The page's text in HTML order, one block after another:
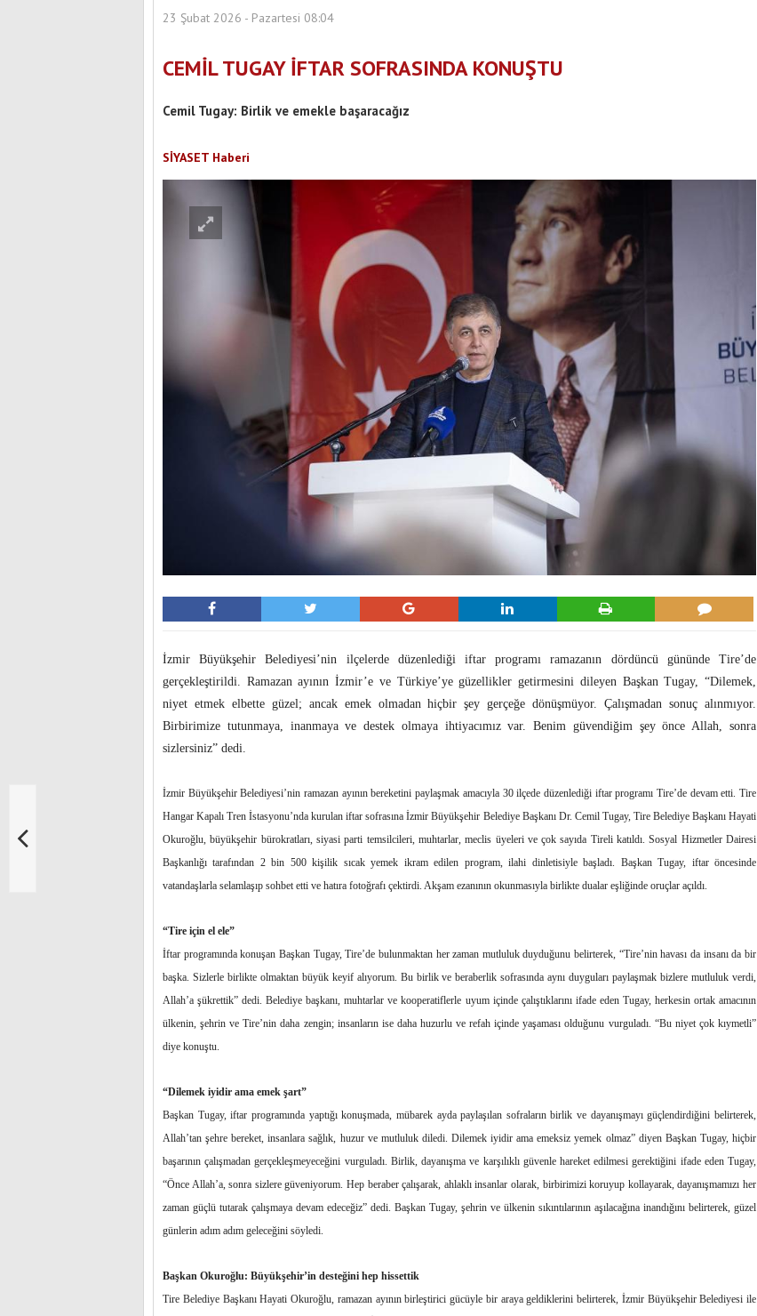
23 Şubat 2026 - Pazartesi 08:04
CEMİL TUGAY İFTAR SOFRASINDA KONUŞTU
Cemil Tugay: Birlik ve emekle başaracağız
SİYASET Haberi
İzmir Büyükşehir Belediyesi’nin ilçelerde düzenlediği iftar programı ramazanın dördüncü gününde Tire’de
gerçekleştirildi. Ramazan ayının İzmir’e ve Türkiye’ye güzellikler getirmesini dileyen Başkan Tugay, “Dilemek,
niyet etmek elbette güzel; ancak emek olmadan hiçbir şey gerçeğe dönüşmüyor. Çalışmadan sonuç alınmıyor.
Birbirimize tutunmaya, inanmaya ve destek olmaya ihtiyacımız var. Benim güvendiğim şey önce Allah, sonra
sizlersiniz” dedi.
İzmir Büyükşehir Belediyesi’nin ramazan ayının bereketini paylaşmak amacıyla 30 ilçede düzenlediği iftar programı Tire’de devam etti. Tire
Hangar Kapalı Tren İstasyonu’nda kurulan iftar sofrasına İzmir Büyükşehir Belediye Başkanı Dr. Cemil Tugay, Tire Belediye Başkanı Hayati
Okuroğlu, büyükşehir bürokratları, siyasi parti temsilcileri, muhtarlar, meclis üyeleri ve çok sayıda Tireli katıldı. Sosyal Hizmetler Dairesi
Başkanlığı tarafından 2 bin 500 kişilik sıcak yemek ikram edilen program, ilahi dinletisiyle başladı. Başkan Tugay, iftar öncesinde
vatandaşlarla selamlaşıp sohbet etti ve hatıra fotoğrafı çektirdi. Akşam ezanının okunmasıyla birlikte dualar eşliğinde oruçlar açıldı.
“Tire için el ele”
İftar programında konuşan Başkan Tugay, Tire’de bulunmaktan her zaman mutluluk duyduğunu belirterek, “Tire’nin havası da insanı da bir
başka. Sizlerle birlikte olmaktan büyük keyif alıyorum. Bu birlik ve beraberlik sofrasında aynı duyguları paylaşmak bizlere mutluluk verdi,
Allah’a şükrettik” dedi. Belediye başkanı, muhtarlar ve kooperatiflerle uyum içinde çalıştıklarını ifade eden Tugay, herkesin ortak amacının
ülkenin, şehrin ve Tire’nin daha zengin; insanların ise daha huzurlu ve refah içinde yaşaması olduğunu vurguladı. “Bu niyet çok kıymetli”
diye konuştu.
“Dilemek iyidir ama emek şart”
Başkan Tugay, iftar programında yaptığı konuşmada, mübarek ayda paylaşılan sofraların birlik ve dayanışmayı güçlendirdiğini belirterek,
Allah’tan şehre bereket, insanlara sağlık, huzur ve mutluluk diledi. Dilemek iyidir ama emeksiz yemek olmaz” diyen Başkan Tugay, hiçbir
başarının çalışmadan gerçekleşmeyeceğini vurguladı. Birlik, dayanışma ve karşılıklı güvenle hareket edilmesi gerektiğini ifade eden Tugay,
“Önce Allah’a, sonra sizlere güveniyorum. Hep beraber çalışarak, ahlaklı insanlar olarak, birbirimizi koruyup kollayarak, dayanışmamızı her
zaman güçlü tutarak çalışmaya devam edeceğiz” dedi. Başkan Tugay, şehrin ve ülkenin sıkıntılarının aşılacağına inandığını belirterek, güzel
günlerin adım adım geleceğini söyledi.
Başkan Okuroğlu: Büyükşehir’in desteğini hep hissettik
Tire Belediye Başkanı Hayati Okuroğlu, ramazan ayının birleştirici gücüyle bir araya geldiklerini belirterek, İzmir Büyükşehir Belediyesi ile